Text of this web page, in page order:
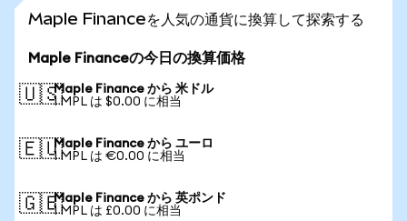
Maple Financeを人気の通貨に換算して探索する
Maple Financeの今日の換算価格
🇺🇸Maple Finance から 米ドル
1 MPL は $0.00 に相当
🇪🇺Maple Finance から ユーロ
1 MPL は €0.00 に相当
🇬🇧Maple Finance から 英ポンド
1 MPL は £0.00 に相当